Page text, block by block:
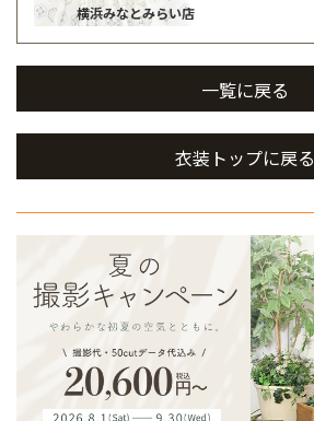
横浜みなとみらい店
一覧に戻る
衣装トップに戻る